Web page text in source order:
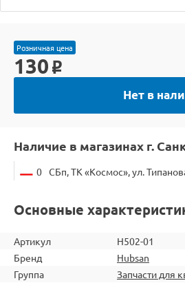
Розничная цена
130 o
Нет в
Наличие в магазинах г.
0 СБп, ТК «Космос», ул.
Основные
Артикул
H502-01
Бренд
Hubsan
Группа
Запчасти для